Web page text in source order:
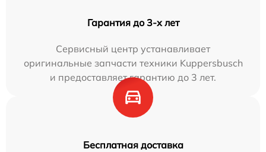
Гарантия до 3-х лет
Сервисный центр устанавливает
оригинальные запчасти техники Kuppersbusch
и предоставляет гарантию до 3 лет.
Бесплатная доставка